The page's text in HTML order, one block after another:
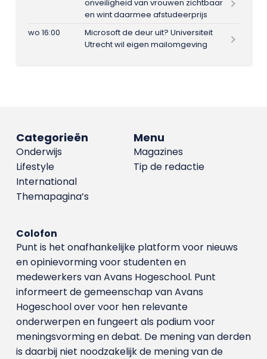
onveiligheid van vrouwen zichtbaar
en wint daarmee afstudeerprijs
wo 16:00
Microsoft de deur uit? Universiteit
Utrecht wil eigen mailomgeving
Menu
Magazines
Tip de redactie
Categorieën
Onderwijs
Lifestyle
International
Themapagina’s
Colofon
Punt is het onafhankelijke platform voor nieuws
en opinievorming voor studenten en
medewerkers van Avans Hoge­school. Punt
informeert de gemeenschap van Avans
Hogeschool over voor hen relevante
onderwerpen en fungeert als podium voor
meningsvorming en debat. De mening van derden
is daarbij niet noodzakelijk de mening van de